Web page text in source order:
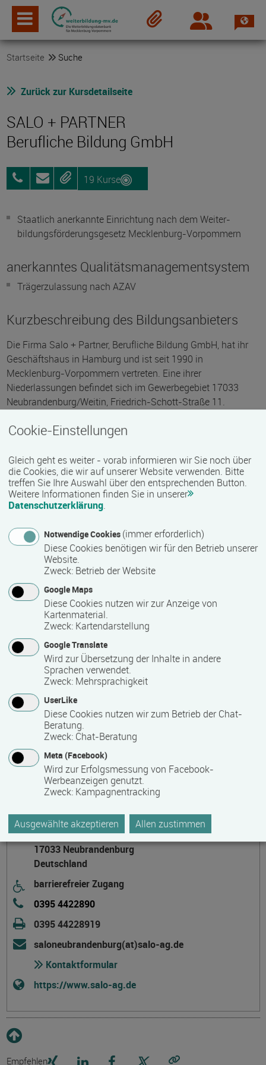
Login
Startseite Suche
Zurück zur Kursdetailseite
SALO + PARTNER
Berufliche Bildung GmbH
0395
4422890
AnfragenMerken19 Kurse
Staatlich anerkannte Einrichtung nach dem Weiter­
bildungs­förderungs­gesetz Mecklenburg-Vorpommern
anerkanntes Qualitätsmanagementsystem
Trägerzulassung nach AZAV
Kurzbeschreibung des Bildungsanbieters
Die Firma Salo + Partner, Berufliche Bildung GmbH, hat ihr
Geschäftshaus in Hamburg und ist seit 1990 in
Mecklenburg-Vorpommern vertreten. Eine ihrer
Niederlassungen befindet sich im Gewerbegebiet 17033
Neubrandenburg/Weitin, Friedrich-Schott-Straße 11.
Umschulungen und Fortbildungen werden im
kaufmännischen, gewerblich-technischen und
Dienstleistungsbereich durchgeführt. So unter anderem
Umschulung:
Kaufleute im Büromanagement
Kaufleute im Einzelhandel
Fachlagerist/-in
Verkäufer/-in.
Über die Betriebliche Einzelumschulung können alle Berufe,
die nach dem BBiG zugelassen sind, umgeschult werden.
Fortbildungen - Wohnortnahe Integration für
Hörgeschädigte, Betreuungskraft in Pflegeeinrichtungen
sowie in gewerblich-technischen, kaufmännischen und
Dienstleistungsbereichen angepasst an Kostenträger- und
Kundenanfragen.
Kontakt
SALO + PARTNER
Berufliche Bildung GmbH
Friedrich-Schott-Straße 11
17033 Neubrandenburg
Deutschland
barrierefreier Zugang
0395 4422890
0395 44228919
saloneubrandenburg(at)salo-ag.de
Kontaktformular
https://www.salo-ag.de
Empfehlen
Cookie-Einstellungen
Gleich geht es weiter - vorab informieren wir Sie noch über
die Cookies, die wir auf unserer Website verwenden. Bitte
treffen Sie Ihre Auswahl über den entsprechenden Button.
Weitere Informationen finden Sie in unserer
Datenschutzerklärung.
Notwendige Cookies (immer erforderlich)
Diese Cookies benötigen wir für den Betrieb unserer
Website.
Zweck: Betrieb der Website
Google Maps
Diese Cookies nutzen wir zur Anzeige von
Kartenmaterial.
Zweck: Kartendarstellung
Google Translate
Wird zur Übersetzung der Inhalte in andere
Sprachen verwendet.
Zweck: Mehrsprachigkeit
UserLike
Diese Cookies nutzen wir zum Betrieb der Chat-
Beratung.
Zweck: Chat-Beratung
Meta (Facebook)
Wird zur Erfolgsmessung von Facebook-
Werbeanzeigen genutzt.
Zweck: Kampagnentracking
Ausgewählte akzeptieren Allen zustimmen